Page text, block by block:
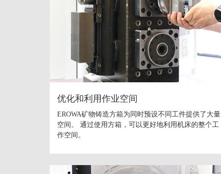
优化和利用作业空间
EROWA矿物铸造方箱为同时预设不同工件提供了大量
空间。 通过使用方箱，可以更好地利用机床的整个工
作空间。